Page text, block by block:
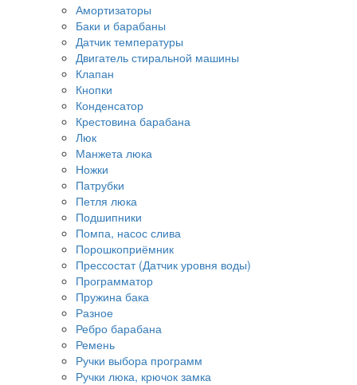
Амортизаторы
Баки и барабаны
Датчик температуры
Двигатель стиральной машины
Клапан
Кнопки
Конденсатор
Крестовина барабана
Люк
Манжета люка
Ножки
Патрубки
Петля люка
Подшипники
Помпа, насос слива
Порошкоприёмник
Прессостат (Датчик уровня воды)
Программатор
Пружина бака
Разное
Ребро барабана
Ремень
Ручки выбора программ
Ручки люка, крючок замка